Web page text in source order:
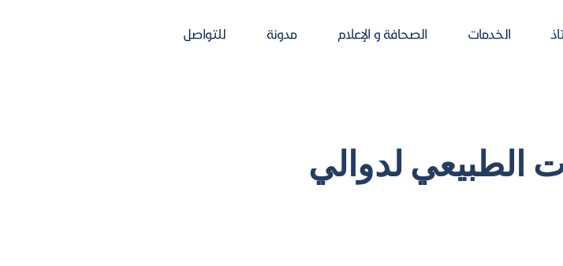
الخدمات الصحافة و الإعلام مدونة للتواصل
الطبيعي لدوالي